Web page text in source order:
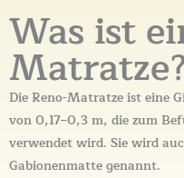
Was ist
Die Reno-Matratze ist eine
von 0,17–0,3 m, die zum
verwendet wird. Sie wird
Gabionenmatte genannt.